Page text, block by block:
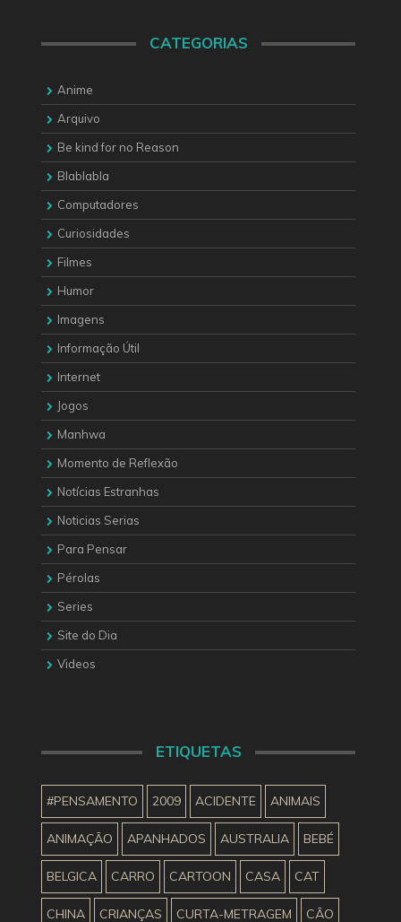
CATEGORIAS
Anime
Arquivo
Be kind for no Reason
Blablabla
Computadores
Curiosidades
Filmes
Humor
Imagens
Informação Útil
Internet
Jogos
Manhwa
Momento de Reflexão
Notícias Estranhas
Noticias Serias
Para Pensar
Pérolas
Series
Site do Dia
Videos
ETIQUETAS
#PENSAMENTO 2009 ACIDENTE ANIMAIS
ANIMAÇÃO APANHADOS AUSTRALIA BEBÉ
BELGICA CARRO CARTOON CASA CAT
CHINA CRIANÇAS CURTA-METRAGEM CÃO